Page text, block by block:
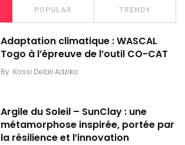
POPULAR TRENDY
Adaptation climatique : WASCAL
Togo à l’épreuve de l’outil CO-CAT
By Kossi Delali Adzika
Argile du Soleil – SunClay : une
métamorphose inspirée, portée par
la résilience et l’innovation